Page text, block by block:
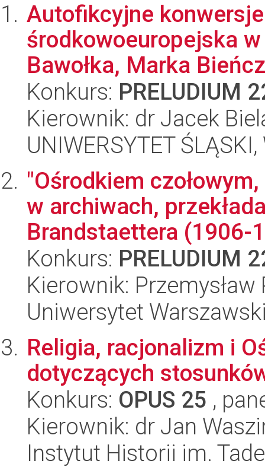
Autofikcyjne
środkowoeuropejska
Bawołka, Marka
Konkurs: PRELUDIUM
Kierownik: dr Jacek
UNIWERSYTET
"Ośrodkiem
w archiwach,
Brandstaettera (1906-
Konkurs: PRELUDIUM
Kierownik: Przemysław
Uniwersytet
Religia, racjonalizm i
dotyczących
Konkurs: OPUS 25 ,
Kierownik: dr Jan
Instytut Historii im.